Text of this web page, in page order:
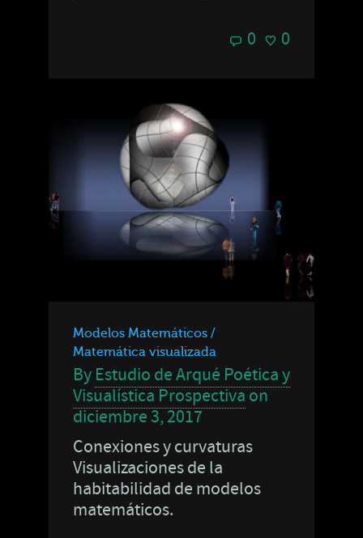
0 0
Modelos Matemáticos /
Matemática visualizada
By Estudio de Arqué Poética y
Visualística Prospectiva on
diciembre 3, 2017
Conexiones y curvaturas
Visualizaciones de la
habitabilidad de modelos
matemáticos.